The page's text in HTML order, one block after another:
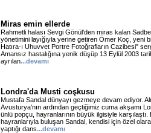
Miras emin ellerde
Rahmetli halası Sevgi Gönül'den miras kalan
yönetimini layığıyla yerine getiren Ömer Koç, yeni
Hatıra-ı Uhuvvet Portre Fotoğrafların Cazibesi"
Amansız hastalığına yenik düşüp 13 Eylül 2003
ayrılan...devamı
Londra'da Musti coşkusu
Mustafa Sandal dünyayı gezmeye devam ediyor.
Avusturya'nın ardından geçtiğimiz cuma akşamı
ünlü popçu, hayranlarının büyük ilgisiyle
hayranlarıyla buluşan Sandal, kendisi için özel
yaptığı dans...devamı